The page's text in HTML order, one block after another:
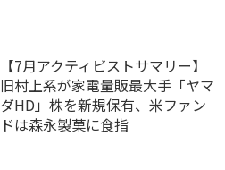
【7月アクティビストサマリー】
旧村上系が家電量販最大手「ヤマ
ダHD」株を新規保有、米ファン
ドは森永製菓に食指